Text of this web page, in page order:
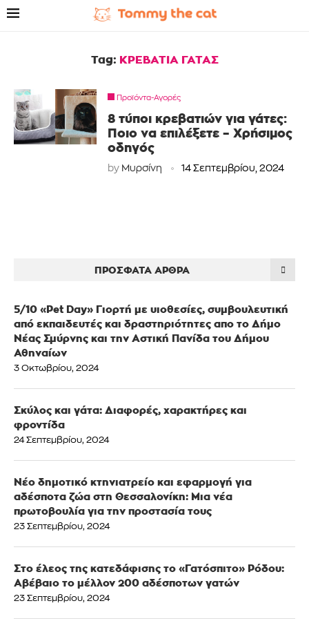
Tag: ΚΡΕΒΑΤΙΑ ΓΑΤΑΣ
Προϊόντα-Αγορές
8 τύποι κρεβατιών για γάτες:
Ποιο να επιλέξετε – Χρήσιμος
οδηγός
by Μυρσίνη 14 Σεπτεμβρίου, 2024
ΠΡΌΣΦΑΤΑ ΆΡΘΡΑ
5/10 «Pet Day» Γιορτή με υιοθεσίες, συμβουλευτική
από εκπαιδευτές και δραστηριότητες απο το Δήμο
Νέας Σμύρνης και την Αστική Πανίδα του Δήμου
Αθηναίων
3 Οκτωβρίου, 2024
Σκύλος και γάτα: Διαφορές, χαρακτήρες και
φροντίδα
24 Σεπτεμβρίου, 2024
Νέο δημοτικό κτηνιατρείο και εφαρμογή για
αδέσποτα ζώα στη Θεσσαλονίκη: Μια νέα
πρωτοβουλία για την προστασία τους
23 Σεπτεμβρίου, 2024
Στο έλεος της κατεδάφισης το «Γατόσπιτο» Ρόδου:
Αβέβαιο το μέλλον 200 αδέσποτων γατών
23 Σεπτεμβρίου, 2024